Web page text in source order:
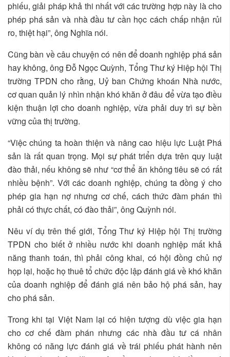
phiếu, giải pháp khả thi nhất với các trường hợp này là cho
phép phá sản và nhà đầu tư cần học cách chấp nhận rủi
ro, thiệt hại”, ông Nghĩa nói.
Cũng bàn về câu chuyện có nên để doanh nghiệp phá sản
hay không, ông Đỗ Ngọc Quỳnh, Tổng Thư ký Hiệp hội Thị
trường TPDN cho rằng, Uỷ ban Chứng khoán Nhà nước,
cơ quan quản lý nhìn nhận khó khăn ở đâu để vừa tạo điều
kiện thuận lợi cho doanh nghiệp, vừa phải duy trì sự bền
vững của thị trường.
“Việc chúng ta hoàn thiện và nâng cao hiệu lực Luật Phá
sản là rất quan trọng. Mọi sự phát triển dựa trên quy luật
đào thải, nếu không sẽ như “cơ thể ăn không tiêu sẽ có rất
nhiều bệnh”. Với các doanh nghiệp, chúng ta đồng ý cho
phép gia hạn nợ nhưng cơ chế, cách thức đàm phán thì
phải có thực chất, có đào thải”, ông Quỳnh nói.
Nêu ví dụ trên thế giới, Tổng Thư ký Hiệp hội Thị trường
TPDN cho biết ở nhiều nước khi doanh nghiệp mất khả
năng thanh toán, thì phải công khai, có hội đồng chủ nợ
họp lại, hoặc họ thuê tổ chức độc lập đánh giá về khó khăn
của doanh nghiệp để đánh giá nên bảo hộ phá sản, hay
cho phá sản.
Trong khi tại Việt Nam lại có hiện tượng dù việc gia hạn
cho cơ chế đàm phán nhưng các nhà đầu tư cá nhân
không có năng lực đánh giá về trái phiếu phát hành nên